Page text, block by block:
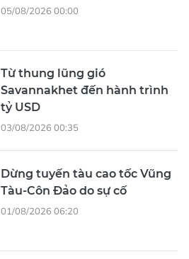
05/08/2026 00:00
Từ thung lũng gió
Savannakhet đến hành trình
tỷ USD
03/08/2026 00:35
Dừng tuyến tàu cao tốc Vũng
Tàu-Côn Đảo do sự cố
01/08/2026 06:20